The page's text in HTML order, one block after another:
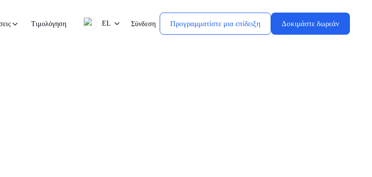
Τιμολόγηση EL Σύνδεση Προγραμματίστε μια επίδειξη Δοκιμάστε δωρεάν